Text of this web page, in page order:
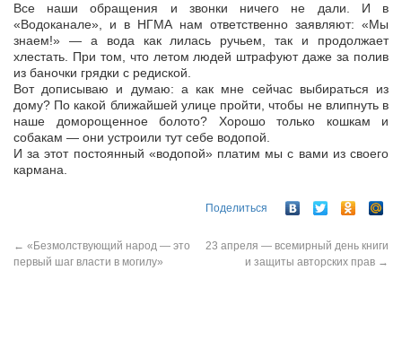
Все наши обращения и звонки ничего не дали. И в
«Водоканале», и в НГМА нам ответственно заявляют: «Мы
знаем!» — а вода как лилась ручьем, так и продолжает
хлестать. При том, что летом людей штрафуют даже за полив
из баночки грядки с редиской.
Вот дописываю и думаю: а как мне сейчас выбираться из
дому? По какой ближайшей улице пройти, чтобы не влипнуть в
наше доморощенное болото? Хорошо только кошкам и
собакам — они устроили тут себе водопой.
И за этот постоянный «водопой» платим мы с вами из своего
кармана.
Поделиться
← «Безмолствующий народ — это
первый шаг власти в могилу»
23 апреля — всемирный день книги
и защиты авторских прав →